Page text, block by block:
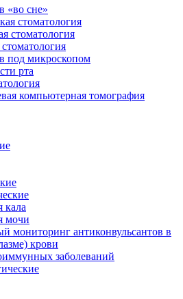
«во сне»
стоматология
стоматология
под микроскопом
рта
компьютерная томография
кала
мочи
мониторинг антиконвульсантов в
крови
заболеваний